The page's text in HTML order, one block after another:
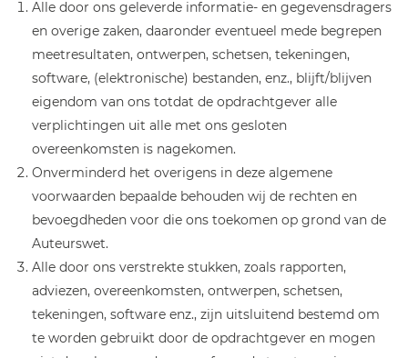
Alle door ons geleverde informatie- en gegevensdragers
en overige zaken, daaronder eventueel mede begrepen
meetresultaten, ontwerpen, schetsen, tekeningen,
software, (elektronische) bestanden, enz., blijft/blijven
eigendom van ons totdat de opdrachtgever alle
verplichtingen uit alle met ons gesloten
overeenkomsten is nagekomen.
Onverminderd het overigens in deze algemene
voorwaarden bepaalde behouden wij de rechten en
bevoegdheden voor die ons toekomen op grond van de
Auteurswet.
Alle door ons verstrekte stukken, zoals rapporten,
adviezen, overeenkomsten, ontwerpen, schetsen,
tekeningen, software enz., zijn uitsluitend bestemd om
te worden gebruikt door de opdrachtgever en mogen